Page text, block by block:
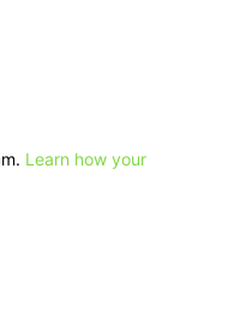
Learn how your